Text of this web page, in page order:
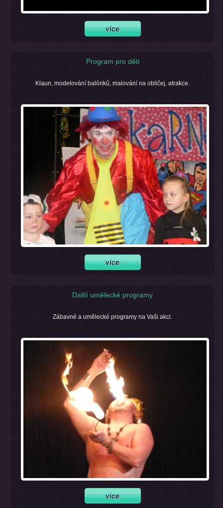
Program pro děti
Klaun, modelování balónků, malování na obličej, atrakce.
Další umělecké programy
Zábavné a umělecké programy na Vaši akci.